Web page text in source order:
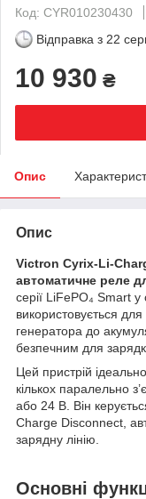
Код: CYR010230430
Відправка з 22
10 930 ₴
Опис
Опис
Victron Cyrix-Li-
автоматичне реле
серії LiFePO₄ Smart
використовується
генератора до
безпечним для
Цей пристрій
кількох паралельно
або 24 В. Він
Charge Disconnect,
зарядну лінію.
Основні